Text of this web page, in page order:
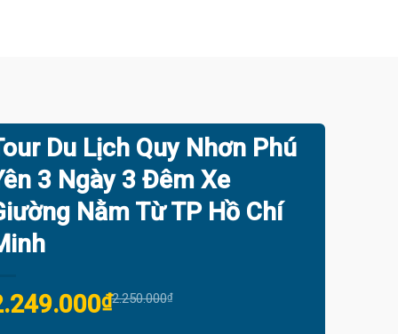
Du Lịch Quy Nhơn Phú
3 Ngày 3 Đêm Xe
Nằm Từ TP Hồ Chí
2.250.000₫
₫